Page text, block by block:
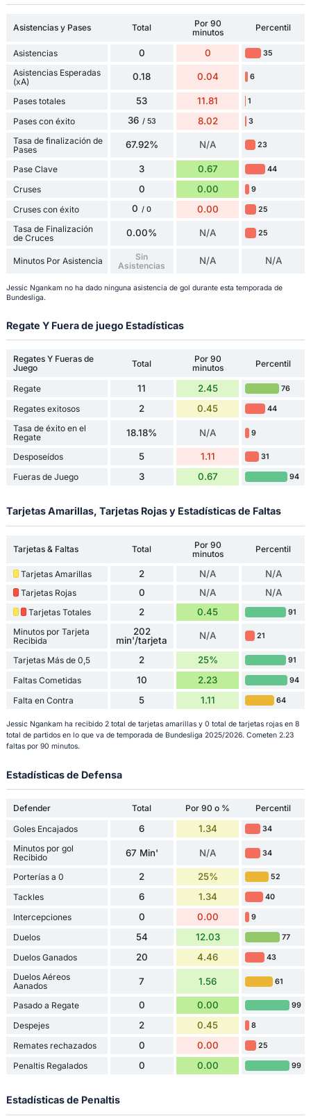
Asistencias y Pases Total
Por 90
minutos
Percentil
Asistencias 0 0 35
Asistencias Esperadas
(xA)
0.18 0.04 6
Pases totales 53 11.81 1
Pases con éxito 36 / 53 8.02 3
Tasa de finalización de
Pases
67.92% N/A 23
Pase Clave 3 0.67 44
Cruses 0 0.00 9
Cruses con éxito 0 / 0 0.00 25
Tasa de Finalización
de Cruces
0.00% N/A 25
Minutos Por Asistencia
Sin
Asistencias
N/A N/A
Jessic Ngankam no ha dado ninguna asistencia de gol durante esta temporada de
Bundesliga.
Regate Y Fuera de juego Estadísticas
Regates Y Fueras de
Juego
Total
Por 90
minutos
Percentil
Regate 11 2.45 76
Regates exitosos 2 0.45 44
Tasa de éxito en el
Regate
18.18% N/A 9
Desposeídos 5 1.11 31
Fueras de Juego 3 0.67 94
Tarjetas Amarillas, Tarjetas Rojas y Estadísticas de Faltas
Tarjetas & Faltas Total
Por 90
minutos
Percentil
Tarjetas Amarillas 2 N/A N/A
Tarjetas Rojas 0 N/A N/A
Tarjetas Totales 2 0.45 91
Minutos por Tarjeta
Recibida
202
min'/tarjeta
N/A 21
Tarjetas Más de 0,5 2 25% 91
Faltas Cometidas 10 2.23 94
Falta en Contra 5 1.11 64
Jessic Ngankam ha recibido 2 total de tarjetas amarillas y 0 total de tarjetas rojas en 8
total de partidos en lo que va de temporada de Bundesliga 2025/2026. Cometen 2.23
faltas por 90 minutos.
Estadísticas de Defensa
Defender Total Por 90 o %
Percentil
Goles Encajados
6 1.34 34
Minutos por gol
Recibido
67 Min' N/A 34
Porterías a 0 2 25% 52
Tackles 6 1.34 40
Intercepciones 0 0.00 9
Duelos 54 12.03 77
Duelos Ganados 20 4.46 43
Duelos Aéreos
Aanados
7 1.56 61
Pasado a Regate 0 0.00 99
Despejes 2 0.45 8
Remates rechazados 0 0.00 25
Penaltis Regalados 0 0.00 99
Estadísticas de Penaltis